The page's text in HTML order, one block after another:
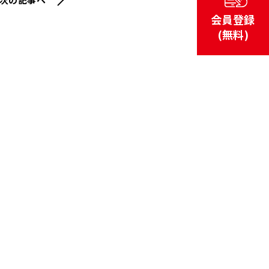
会員登録
(無料)